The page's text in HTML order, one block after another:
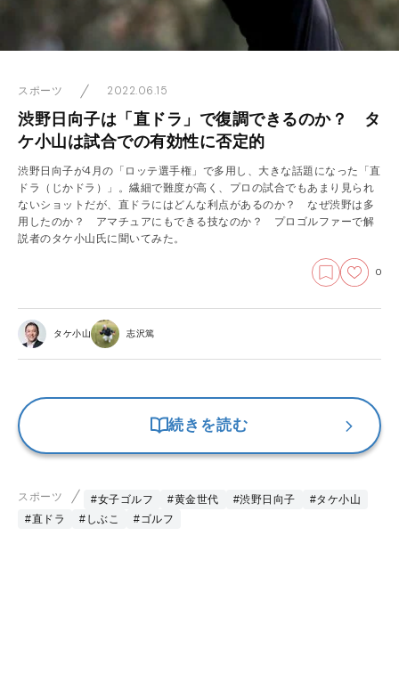
スポーツ 2022.06.15
渋野日向子は「直ドラ」で復調できるのか？ タ
ケ小山は試合での有効性に否定的
渋野日向子が4月の「ロッテ選手権」で多用し、大きな話題になった「直
ドラ（じかドラ）」。繊細で難度が高く、プロの試合でもあまり見られ
ないショットだが、直ドラにはどんな利点があるのか？ なぜ渋野は多
用したのか？ アマチュアにもできる技なのか？ プロゴルファーで解
説者のタケ小山氏に聞いてみた。
0
タケ小山 志沢篤
続きを読む
スポーツ #女子ゴルフ #黄金世代 #渋野日向子
#タケ小山
#直ドラ
#しぶこ #ゴルフ